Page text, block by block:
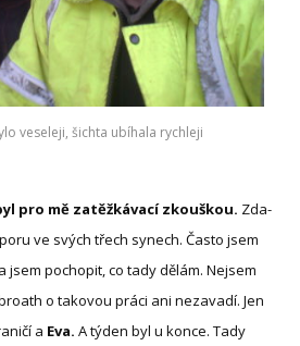
veseleji, šichta ubíhala rychleji
pro mě zatěžkávací zkouškou. Zda-
ve svých třech synech. Často jsem
jsem pochopit, co tady dělám. Nejsem
o takovou práci ani nezavadí. Jen
a Eva. A týden byl u konce. Tady